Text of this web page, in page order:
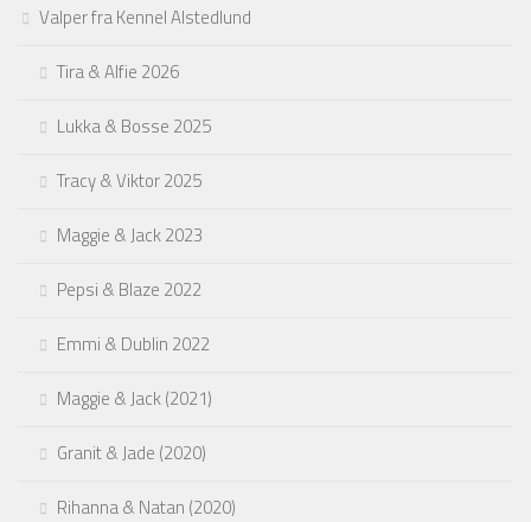
Valper fra Kennel Alstedlund
Tira & Alfie 2026
Lukka & Bosse 2025
Tracy & Viktor 2025
Maggie & Jack 2023
Pepsi & Blaze 2022
Emmi & Dublin 2022
Maggie & Jack (2021)
Granit & Jade (2020)
Rihanna & Natan (2020)